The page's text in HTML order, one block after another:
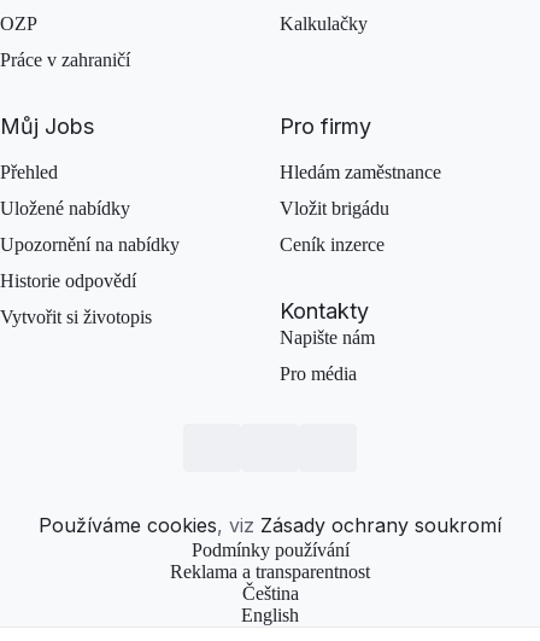
OZP
Práce v zahraničí
Kalkulačky
Můj Jobs
Přehled
Uložené nabídky
Upozornění na nabídky
Historie odpovědí
Vytvořit si životopis
Pro firmy
Hledám zaměstnance
Vložit brigádu
Ceník inzerce
Kontakty
Napište nám
Pro média
Používáme cookies, viz Zásady ochrany soukromí
Podmínky používání
Reklama a transparentnost
Čeština
English